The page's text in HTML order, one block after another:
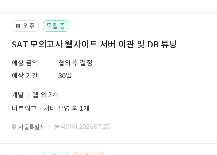
📔 외주 모집 중
SAT 모의고사 웹사이트 서버 이관 및 DB 튜닝
예상 금액
협의 후 결정
예상 기간
30일
개발
웹 외 2개
네트워크ㆍ서버 운영 외 1개
서울특별시 · 등록일자 2026.07.27.